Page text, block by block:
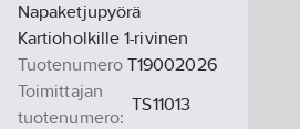
Napaketjupyörä
Kartioholkille 1-rivinen
Tuotenumero T19002026
Toimittajan
tuotenumero:
TS11013